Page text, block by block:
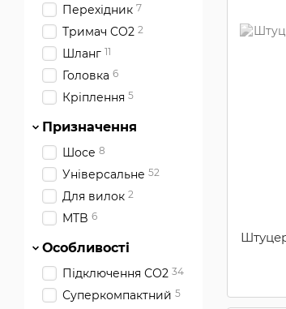
Перехідник 7
Тримач CO2 2
Шланг 11
Головка 6
Кріплення 5
Призначення
Шосе 8
Універсальне 52
Для вилок 2
MTB 6
Особливості
Підключення СО2 34
Суперкомпактний 5